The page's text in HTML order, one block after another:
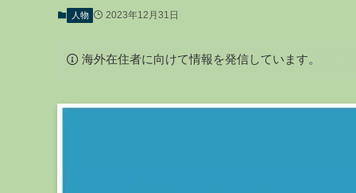
人物 2023年12月31日
海外在住者に向けて情報を発信しています。